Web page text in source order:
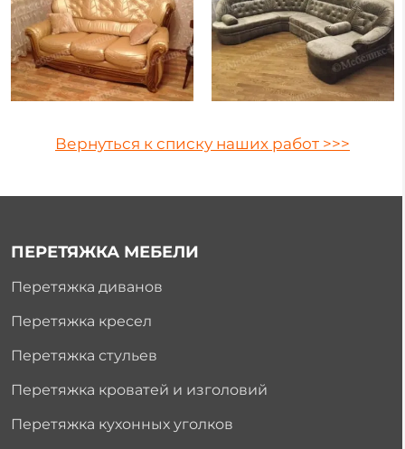
Вернуться к списку наших работ >>>
ПЕРЕТЯЖКА МЕБЕЛИ
Перетяжка диванов
Перетяжка кресел
Перетяжка стульев
Перетяжка кроватей и изголовий
Перетяжка кухонных уголков